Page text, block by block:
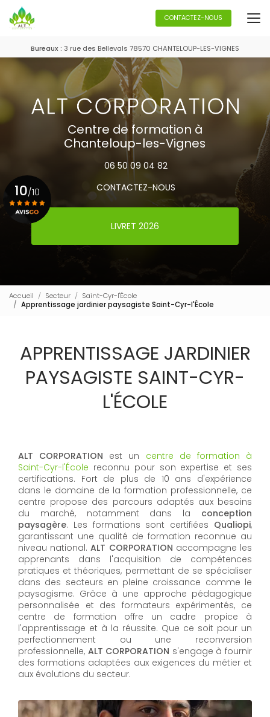
au
contenu
Bureaux : 3 rue des Bellevals 78570 CHANTELOUP-LES-VIGNES
CONTACTEZ-NOUS
Centre de formation à
Chanteloup-les-Vignes
06 50 09 04 82
CONTACTEZ-NOUS
LIVRET 2026
10/10
Accueil Secteur
Saint-Cyr-l'École
Apprentissage jardinier paysagiste Saint-Cyr-l'École
APPRENTISSAGE JARDINIER
PAYSAGISTE SAINT-CYR-
L'ÉCOLE
ALT CORPORATION est un centre de formation à
Saint-Cyr-l'École reconnu pour son expertise et ses
certifications. Fort de plus de 10 ans d'expérience
dans le domaine de la formation professionnelle, ce
centre propose des parcours adaptés aux besoins
du marché, notamment dans la conception
paysagère. Les formations sont certifiées Qualiopi,
garantissant une qualité de formation reconnue au
niveau national.ALT CORPORATION accompagne les
apprenants dans l'acquisition de compétences
pratiques et théoriques, permettant de se spécialiser
dans des secteurs en pleine croissance comme le
paysagisme. Grâce à une approche pédagogique
personnalisée et des formateurs expérimentés, ce
centre de formation offre un cadre propice à
l'apprentissage et à la réussite. Que ce soit pour un
perfectionnement ou une reconversion
professionnelle, ALT CORPORATION​​​​​​​ s'engage à fournir
des formations adaptées aux exigences du métier et
aux évolutions du secteur.